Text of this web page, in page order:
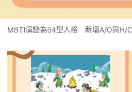
MBTI演變為64型人格 新增A/O與H/